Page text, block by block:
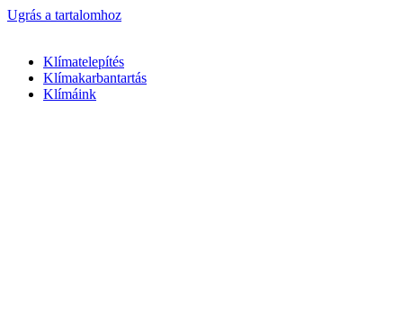
Ugrás a tartalomhoz
Klímatelepítés
Klímakarbantartás
Klímáink